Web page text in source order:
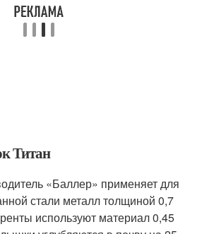
Титан
«Баллер» применяет для
стали металл толщиной 0,7
используют материал 0,45